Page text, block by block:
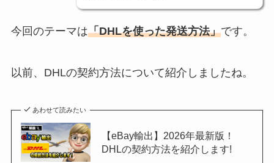
今回のテーマは「DHLを使った発送方法」です。
以前、DHLの契約方法について紹介しましたね。
あわせて読みたい
【eBay輸出】2026年最新版！
DHLの契約方法を紹介します!